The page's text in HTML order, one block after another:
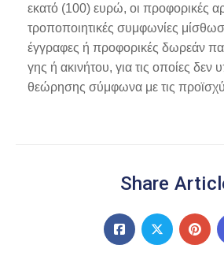
εκατό (100) ευρώ, οι προφορικές
τροποποιητικές συμφωνίες
έγγραφες ή προφορικές δωρεάν
γης ή ακινήτου, για τις οποίες
θεώρησης σύμφωνα με τις
Share